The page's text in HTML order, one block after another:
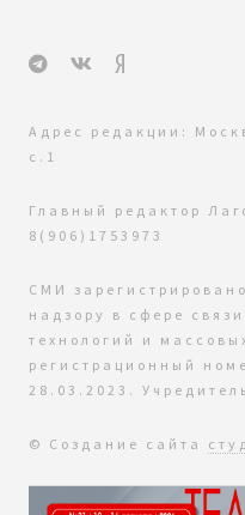
Адрес редакции:
с.1
Главный редактор
8(906)1753973
СМИ
надзору в сфере
технологий и
регистрационный
28.03.2023.
© Создание сайта